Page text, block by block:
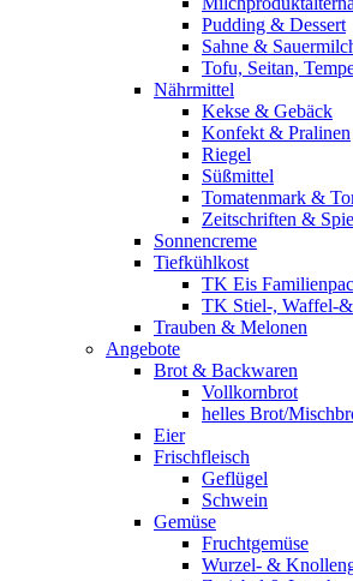
Pudding & Dessert
Sahne &
Tofu, Seitan,
Nährmittel
Kekse & Gebäck
Konfekt & Pralinen
Riegel
Süßmittel
Tomatenmark &
Zeitschriften &
Sonnencreme
Tiefkühlkost
TK Eis
TK Stiel-, Waffel-
Trauben & Melonen
Angebote
Brot & Backwaren
Vollkornbrot
helles Brot/
Eier
Frischfleisch
Geflügel
Schwein
Gemüse
Fruchtgemüse
Wurzel- &